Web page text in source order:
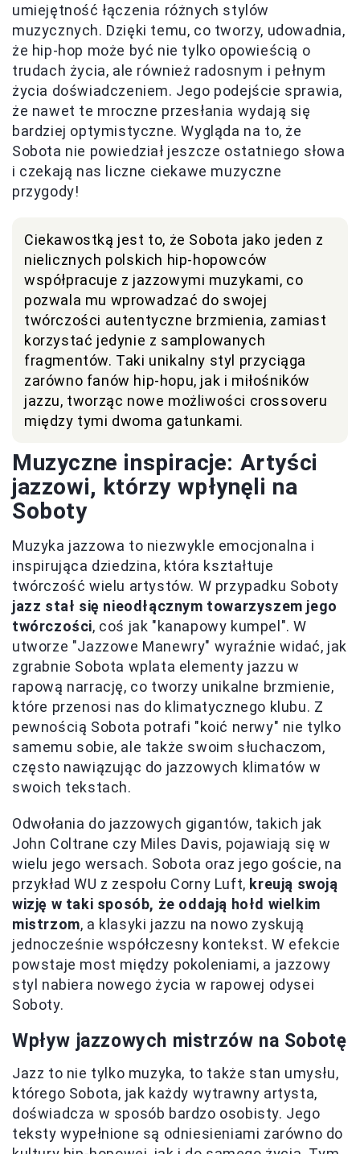
umiejętność łączenia różnych stylów
muzycznych. Dzięki temu, co tworzy, udowadnia,
że hip-hop może być nie tylko opowieścią o
trudach życia, ale również radosnym i pełnym
życia doświadczeniem. Jego podejście sprawia,
że nawet te mroczne przesłania wydają się
bardziej optymistyczne. Wygląda na to, że
Sobota nie powiedział jeszcze ostatniego słowa
i czekają nas liczne ciekawe muzyczne
przygody!
Ciekawostką jest to, że Sobota jako jeden z
nielicznych polskich hip-hopowców
współpracuje z jazzowymi muzykami, co
pozwala mu wprowadzać do swojej
twórczości autentyczne brzmienia, zamiast
korzystać jedynie z samplowanych
fragmentów. Taki unikalny styl przyciąga
zarówno fanów hip-hopu, jak i miłośników
jazzu, tworząc nowe możliwości crossoveru
między tymi dwoma gatunkami.
Muzyczne inspiracje: Artyści
jazzowi, którzy wpłynęli na
Soboty
Muzyka jazzowa to niezwykle emocjonalna i
inspirująca dziedzina, która kształtuje
twórczość wielu artystów. W przypadku Soboty
jazz stał się nieodłącznym towarzyszem jego
twórczości, coś jak "kanapowy kumpel". W
utworze "Jazzowe Manewry" wyraźnie widać, jak
zgrabnie Sobota wplata elementy jazzu w
rapową narrację, co tworzy unikalne brzmienie,
które przenosi nas do klimatycznego klubu. Z
pewnością Sobota potrafi "koić nerwy" nie tylko
samemu sobie, ale także swoim słuchaczom,
często nawiązując do jazzowych klimatów w
swoich tekstach.
Odwołania do jazzowych gigantów, takich jak
John Coltrane czy Miles Davis, pojawiają się w
wielu jego wersach. Sobota oraz jego goście, na
przykład WU z zespołu Corny Luft, kreują swoją
wizję w taki sposób, że oddają hołd wielkim
mistrzom, a klasyki jazzu na nowo zyskują
jednocześnie współczesny kontekst. W efekcie
powstaje most między pokoleniami, a jazzowy
styl nabiera nowego życia w rapowej odysei
Soboty.
Wpływ jazzowych mistrzów na Sobotę
Jazz to nie tylko muzyka, to także stan umysłu,
którego Sobota, jak każdy wytrawny artysta,
doświadcza w sposób bardzo osobisty. Jego
teksty wypełnione są odniesieniami zarówno do